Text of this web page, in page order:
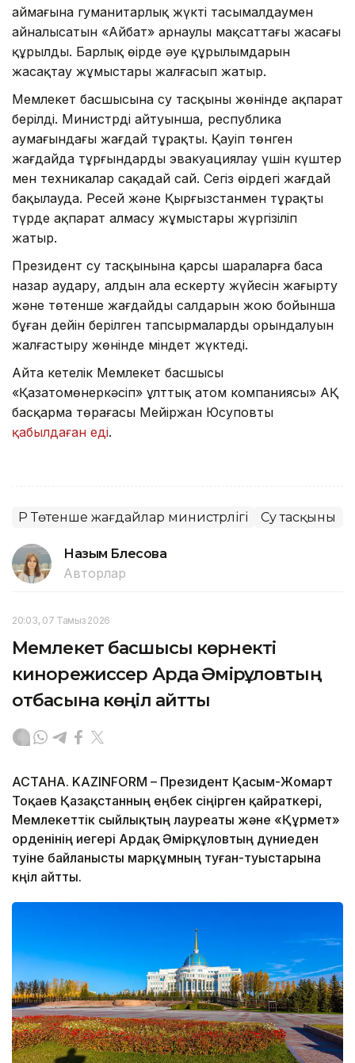
аймағына гуманитарлық жүкті тасымалдаумен
айналысатын «Айбат» арнаулы мақсаттағы жасағы
құрылды. Барлық өңірде әуе құрылымдарын
жасақтау жұмыстары жалғасып жатыр.
Мемлекет басшысына су тасқыны жөнінде ақпарат
берілді. Министрдің айтуынша, республика
аумағындағы жағдай тұрақты. Қауіп төнген
жағдайда тұрғындарды эвакуациялау үшін күштер
мен техникалар сақадай сай. Сегіз өңірдегі жағдай
бақылауда. Ресей және Қырғызстанмен тұрақты
түрде ақпарат алмасу жұмыстары жүргізіліп
жатыр.
Президент су тасқынына қарсы шараларға баса
назар аудару, алдын ала ескерту жүйесін жаңғырту
және төтенше жағдайдың салдарын жою бойынша
бұған дейін берілген тапсырмалардың орындалуын
жалғастыру жөнінде міндет жүктеді.
Айта кетелік Мемлекет басшысы
«Қазатомөнеркәсіп» ұлттық атом компаниясы» АҚ
басқарма төрағасы Мейіржан Юсуповты
қабылдаған еді.
ҚР Төтенше жағдайлар министрлігі Су тасқыны
Назым Бөлесова
Авторлар
20:03, 07 Тамыз 2026
Мемлекет басшысы көрнекті
кинорежиссер Ардақ Әмірқұловтың
отбасына көңіл айтты
АСТАНА. KAZINFORM – Президент Қасым-Жомарт
Тоқаев Қазақстанның еңбек сіңірген қайраткері,
Мемлекеттік сыйлықтың лауреаты және «Құрмет»
орденінің иегері Ардақ Әмірқұловтың дүниеден
өтуіне байланысты марқұмның туған-туыстарына
көңіл айтты.